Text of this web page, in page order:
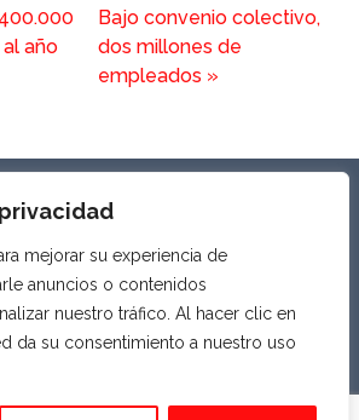
mejorar su experiencia de
anuncios o contenidos
nuestro tráfico. Al hacer clic en
da su consentimiento a nuestro uso
año
Bajo convenio colectivo,
dos millones de
empleados »
Y AVISO LEGAL
COOKIES